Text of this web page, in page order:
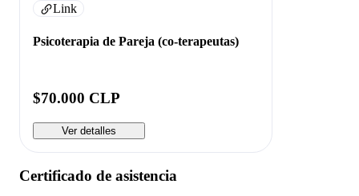
Link
Psicoterapia de Pareja (co-terapeutas)
$70.000 CLP
Ver detalles
Certificado de asistencia